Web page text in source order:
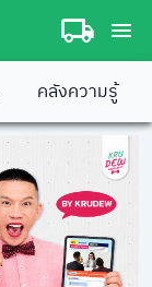
คลังความรู้